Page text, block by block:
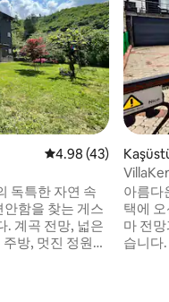
평점 4.98점(5점 만
4.98 (43)
독특한 자연 속
함을 찾는 게스
. 계곡 전망, 넓은
방, 멋진 정원을
아름다
택에
마 전
습니다. 편안함, 프라이버시, 휴식을 위해 설